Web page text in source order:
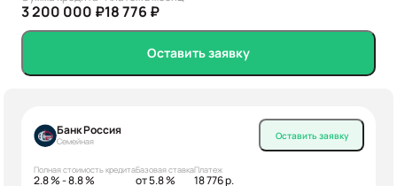
3 200 000 ₽18 776 ₽
Оставить заявку
Банк Россия
Семейная
Полная стоимость кредита
2.8 % - 8.8 %
Базовая ставка
от 5.8 %
Платеж
18 776 р.
Оставить заявку